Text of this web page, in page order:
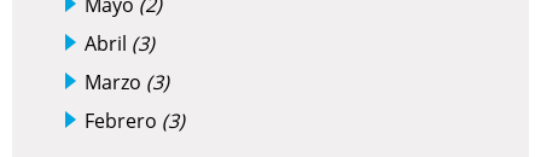
Abril (3)
Marzo (3)
Febrero (3)